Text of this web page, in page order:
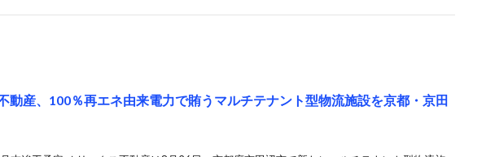
動産、100％再エネ由来電力で賄うマルチテナント型物流施設を京都・京田